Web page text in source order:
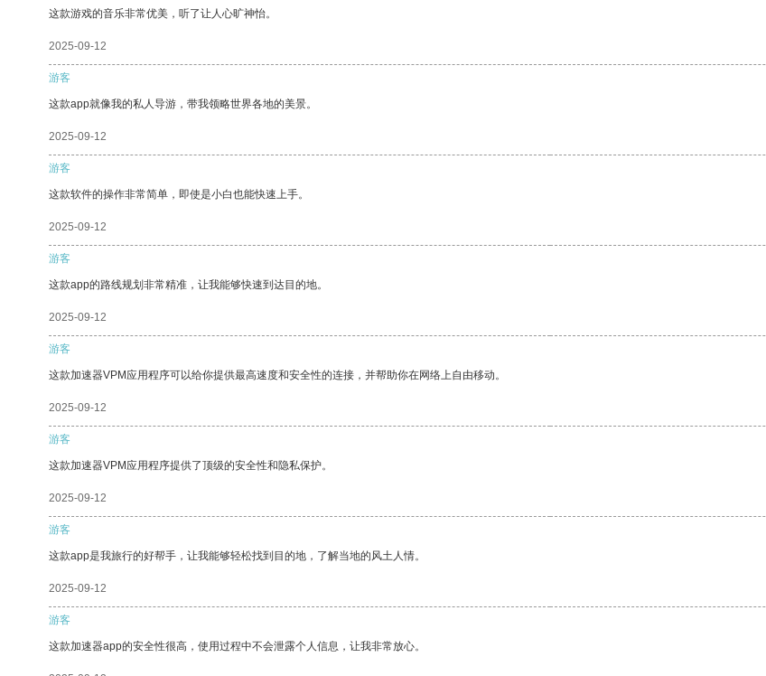
这款游戏的音乐非常优美，听了让人心旷神怡。
2025-09-12
游客
这款app就像我的私人导游，带我领略世界各地的美景。
2025-09-12
游客
这款软件的操作非常简单，即使是小白也能快速上手。
2025-09-12
游客
这款app的路线规划非常精准，让我能够快速到达目的地。
2025-09-12
游客
这款加速器VPM应用程序可以给你提供最高速度和安全性的连接，并帮助你在网络上自由移动。
2025-09-12
游客
这款加速器VPM应用程序提供了顶级的安全性和隐私保护。
2025-09-12
游客
这款app是我旅行的好帮手，让我能够轻松找到目的地，了解当地的风土人情。
2025-09-12
游客
这款加速器app的安全性很高，使用过程中不会泄露个人信息，让我非常放心。